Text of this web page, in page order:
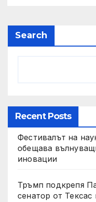
Search
Recent Posts
Фестивалът на
обещава
иновации
Тръмп подкрепя
сенатор от